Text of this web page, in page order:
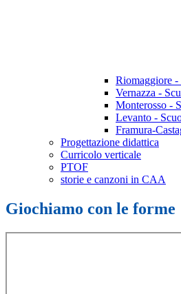
Riomaggiore -
Vernazza -
Monterosso -
Levanto -
Framura-
Progettazione didattica
Curricolo verticale
PTOF
storie e canzoni in CAA
Giochiamo con le forme